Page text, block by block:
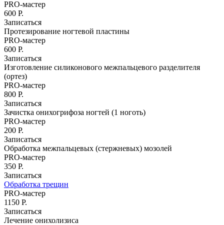
Ногтевой сервис
Классический маникюр
Мужской маникюр
Педикюр
Детский педикюр
Услуги подолога
PRO-мастер
600 Р.
Записаться
Протезирование ногтевой пластины
PRO-мастер
600 Р.
Записаться
Изготовление силиконового межпальцевого разделителя
(ортез)
PRO-мастер
800 Р.
Записаться
Зачистка онихогрифоза ногтей (1 ноготь)
PRO-мастер
200 Р.
Записаться
Обработка межпальцевых (стержневых) мозолей
PRO-мастер
350 Р.
Записаться
Обработка трещин
PRO-мастер
1150 Р.
Записаться
Лечение онихолизиса